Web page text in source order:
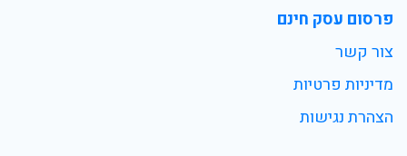
פרסום עסק חינם
צור קשר
מדיניות פרטיות
הצהרת נגישות